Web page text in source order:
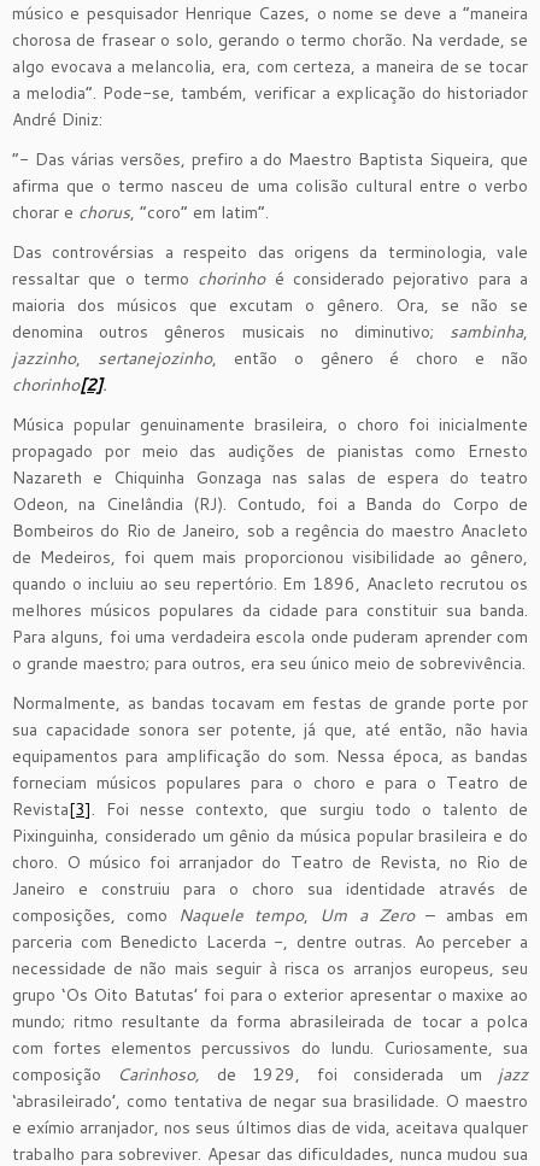
músico e pesquisador Henrique Cazes, o nome se deve a “maneira
chorosa de frasear o solo, gerando o termo chorão. Na verdade, se
algo evocava a melancolia, era, com certeza, a maneira de se tocar
a melodia”. Pode-se, também, verificar a explicação do historiador
André Diniz:
“- Das várias versões, prefiro a do Maestro Baptista Siqueira, que
afirma que o termo nasceu de uma colisão cultural entre o verbo
chorar e chorus, “coro” em latim”.
Das controvérsias a respeito das origens da terminologia, vale
ressaltar que o termo chorinhoé considerado pejorativo para a
maioria dos músicos que excutam o gênero. Ora, se não se
denomina outros gêneros musicais no diminutivo; sambinha,
jazzinho, sertanejozinho, então o gênero é choro e não
chorinho[2].
Música popular genuinamente brasileira, o choro foi inicialmente
propagado por meio das audições de pianistas como Ernesto
Nazareth e Chiquinha Gonzaga nas salas de espera do teatro
Odeon, na Cinelândia (RJ). Contudo, foi a Banda do Corpo de
Bombeiros do Rio de Janeiro, sob a regência do maestro Anacleto
de Medeiros, foi quem mais proporcionou visibilidade ao gênero,
quando o incluiu ao seu repertório. Em 1896, Anacleto recrutou os
melhores músicos populares da cidade para constituir sua banda.
Para alguns, foi uma verdadeira escola onde puderam aprender com
o grande maestro; para outros, era seu único meio de sobrevivência.
Normalmente, as bandas tocavam em festas de grande porte por
sua capacidade sonora ser potente, já que, até então, não havia
equipamentos para amplificação do som. Nessa época, as bandas
forneciam músicos populares para o choro e para o Teatro de
Revista[3]. Foi nesse contexto, que surgiu todo o talento de
Pixinguinha, considerado um gênio da música popular brasileira e do
choro. O músico foi arranjador do Teatro de Revista, no Rio de
Janeiro e construiu para o choro sua identidade através de
composições, como Naquele tempo, Um a Zero– ambas em
parceria com Benedicto Lacerda -, dentre outras. Ao perceber a
necessidade de não mais seguir à risca os arranjos europeus, seu
grupo ‘Os Oito Batutas’ foi para o exterior apresentar o maxixe ao
mundo; ritmo resultante da forma abrasileirada de tocar a polca
com fortes elementos percussivos do lundu. Curiosamente, sua
composição
Carinhoso, de 1929, foi considerada um jazz
‘abrasileirado’, como tentativa de negar sua brasilidade. O maestro
e exímio arranjador, nos seus últimos dias de vida, aceitava qualquer
trabalho para sobreviver. Apesar das dificuldades, nunca mudou sua